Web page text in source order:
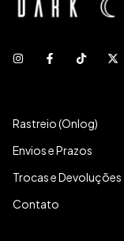
Rastreio (Onlog)
Envios e Prazos
Trocas e Devoluções
Contato